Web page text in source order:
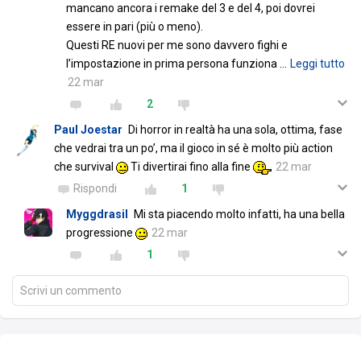
mancano ancora i remake del 3 e del 4, poi dovrei
essere in pari (più o meno).
Questi RE nuovi per me sono davvero fighi e
l’impostazione in prima persona funziona… Leggi tutto
22 mar
2
Paul Joestar
Di horror in realtà ha una sola, ottima, fase
che vedrai tra un po’, ma il gioco in sé è molto più action
che survival
Ti divertirai fino alla fine
22 mar
Rispondi
1
Myggdrasil
Mi sta piacendo molto infatti, ha una bella
progressione
22 mar
1
Scrivi un commento